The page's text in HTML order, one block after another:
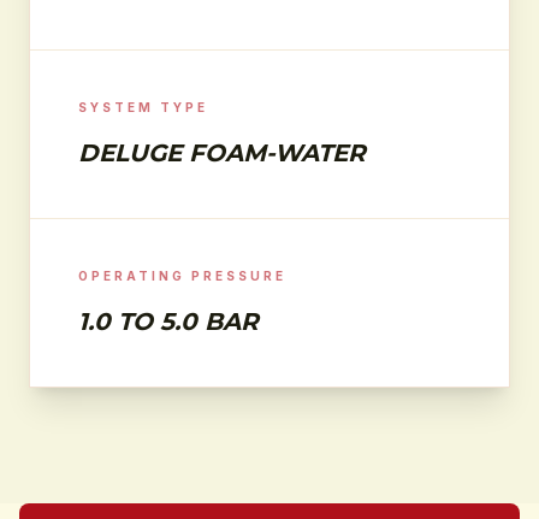
SYSTEM TYPE
DELUGE FOAM-WATER
OPERATING PRESSURE
1.0 TO 5.0 BAR